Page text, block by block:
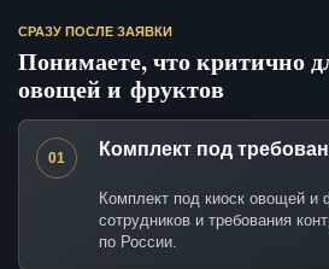
СРАЗУ ПОСЛЕ ЗАЯВКИ
Понимаете, что критично
овощей и фруктов
01 Комплект под
Комплект под киоск овощей и
сотрудников и требования
по России.